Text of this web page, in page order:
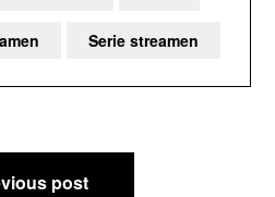
Serie streamen
post